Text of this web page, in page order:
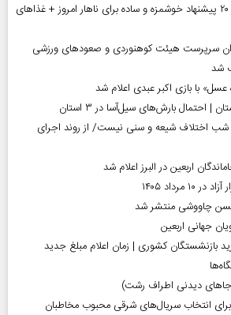
ناهار چی درست کنم؟ | ۲۰ پیشنهاد خوشمزه و ساده برای ناهار امروز + غذاهای
سرپرست هیئت کوهنوردی و صعودهای ورزشی
شد
با بازی اکبر عبدی اعلام شد
شب اختلاف شیعه و سنی نیست/ از روند اجرای
اربعین در البرز اعلام شد
مرداد ۱۴۰۵
چاووشی منتشر شد
جهانی اربعین
بازنشستگان کشوری | زمان اعلام مبلغ جدید
دیدنی اطراف رشت)
انتخاب سریال‌های شرقی محبوب مخاطبان